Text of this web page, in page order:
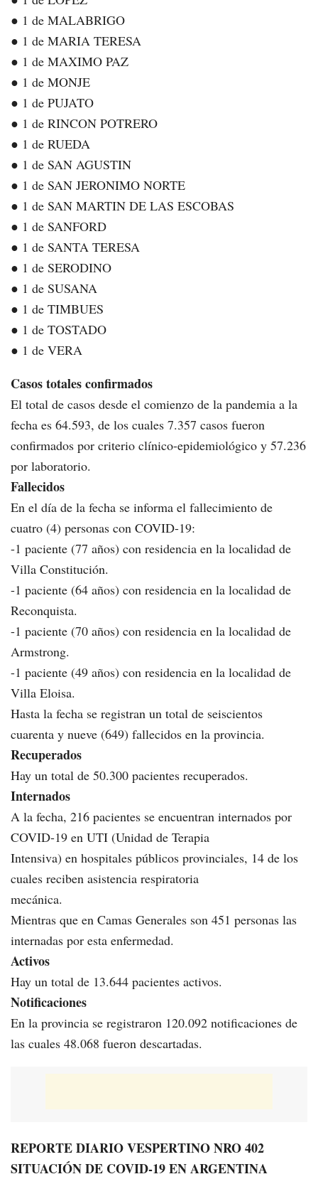
● 1 de MALABRIGO
● 1 de MARIA TERESA
● 1 de MAXIMO PAZ
● 1 de MONJE
● 1 de PUJATO
● 1 de RINCON POTRERO
● 1 de RUEDA
● 1 de SAN AGUSTIN
● 1 de SAN JERONIMO NORTE
● 1 de SAN MARTIN DE LAS ESCOBAS
● 1 de SANFORD
● 1 de SANTA TERESA
● 1 de SERODINO
● 1 de SUSANA
● 1 de TIMBUES
● 1 de TOSTADO
● 1 de VERA
Casos totales confirmados
El total de casos desde el comienzo de la pandemia a la
fecha es 64.593, de los cuales 7.357 casos fueron
confirmados por criterio clínico-epidemiológico y 57.236
por laboratorio.
Fallecidos
En el día de la fecha se informa el fallecimiento de
cuatro (4) personas con COVID-19:
-1 paciente (77 años) con residencia en la localidad de
Villa Constitución.
-1 paciente (64 años) con residencia en la localidad de
Reconquista.
-1 paciente (70 años) con residencia en la localidad de
Armstrong.
-1 paciente (49 años) con residencia en la localidad de
Villa Eloisa.
Hasta la fecha se registran un total de seiscientos
cuarenta y nueve (649) fallecidos en la provincia.
Recuperados
Hay un total de 50.300 pacientes recuperados.
Internados
A la fecha, 216 pacientes se encuentran internados por
COVID-19 en UTI (Unidad de Terapia
Intensiva) en hospitales públicos provinciales, 14 de los
cuales reciben asistencia respiratoria
mecánica.
Mientras que en Camas Generales son 451 personas las
internadas por esta enfermedad.
Activos
Hay un total de 13.644 pacientes activos.
Notificaciones
En la provincia se registraron 120.092 notificaciones de
las cuales 48.068 fueron descartadas.
REPORTE DIARIO VESPERTINO NRO 402
SITUACIÓN DE COVID-19 EN ARGENTINA